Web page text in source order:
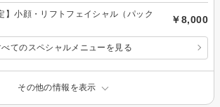
】小顔・リフトフェイシャル（パック
￥8,000
べてのスペシャルメニューを見る
その他の情報を表示